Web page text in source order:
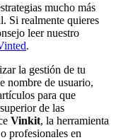
mucho más
Si realmente quieres
leer nuestro
.
la gestión de tu
nombre de usuario,
para que
de las
Vinkit, la herramienta
profesionales en